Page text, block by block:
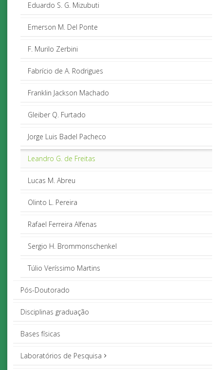
Eduardo S. G. Mizubuti
Emerson M. Del Ponte
F. Murilo Zerbini
Fabrício de A. Rodrigues
Franklin Jackson Machado
Gleiber Q. Furtado
Jorge Luis Badel Pacheco
Leandro G. de Freitas
Lucas M. Abreu
Olinto L. Pereira
Rafael Ferreira Alfenas
Sergio H. Brommonschenkel
Túlio Veríssimo Martins
Pós-Doutorado
Disciplinas graduação
Bases físicas
Laboratórios de Pesquisa